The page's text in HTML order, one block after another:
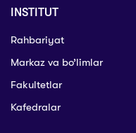
INSTITUT
Rahbariyat
Markaz va bo’limlar
Fakultetlar
Kafedralar